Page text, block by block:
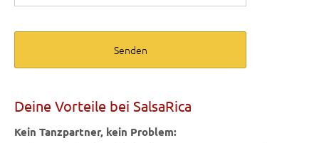
Vorname*
Deine Vorteile bei SalsaRica
Kein Tanzpartner, kein Problem: